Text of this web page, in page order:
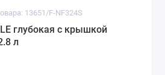
13651/F-NF324S
глубокая с крышкой
л